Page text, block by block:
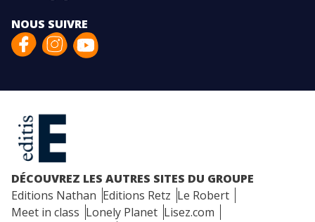
NOUS SUIVRE
DÉCOUVREZ LES AUTRES SITES DU GROUPE
Editions Nathan Editions Retz Le Robert
Meet in class Lonely Planet Lisez.com